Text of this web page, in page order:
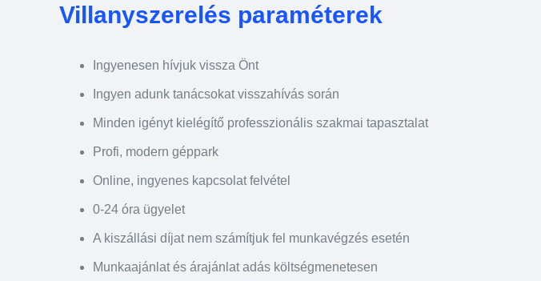
Villanyszerelés paraméterek
Ingyenesen hívjuk vissza Önt
Ingyen adunk tanácsokat visszahívás során
Minden igényt kielégítő professzionális szakmai tapasztalat
Profi, modern géppark
Online, ingyenes kapcsolat felvétel
0-24 óra ügyelet
A kiszállási díjat nem számítjuk fel munkavégzés esetén
Munkaajánlat és árajánlat adás költségmenetesen